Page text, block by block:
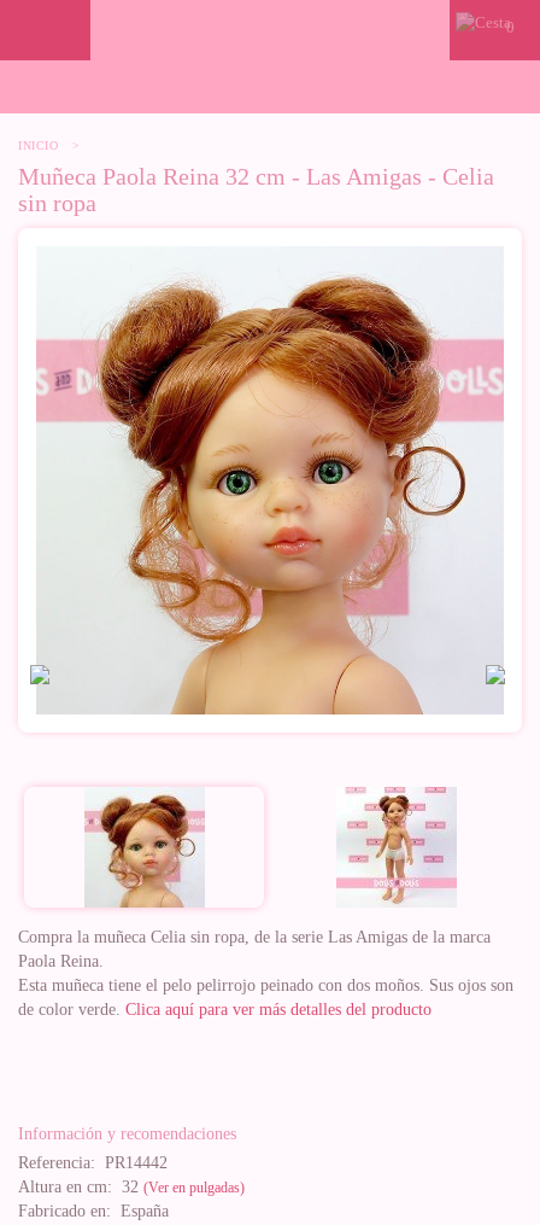
0
INICIO >
Muñeca Paola Reina 32 cm - Las Amigas - Celia
sin ropa
Compra la muñeca Celia sin ropa, de la serie Las Amigas de la marca
Paola Reina.
Esta muñeca tiene el pelo pelirrojo peinado con dos moños. Sus ojos son
de color verde. Clica aquí para ver más detalles del producto
Información y recomendaciones
Referencia: PR14442
Altura en cm: 32 (Ver en pulgadas)
Fabricado en: España